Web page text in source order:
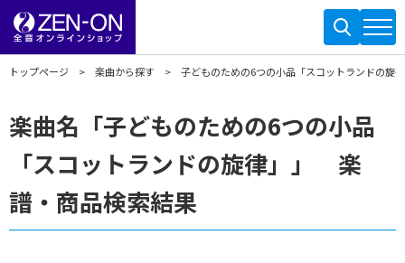
トップページ 楽曲から探す 子どものための6つの小品「スコットランドの旋
楽曲名「子どものための6つの小品
「スコットランドの旋律」」 楽
譜・商品検索結果